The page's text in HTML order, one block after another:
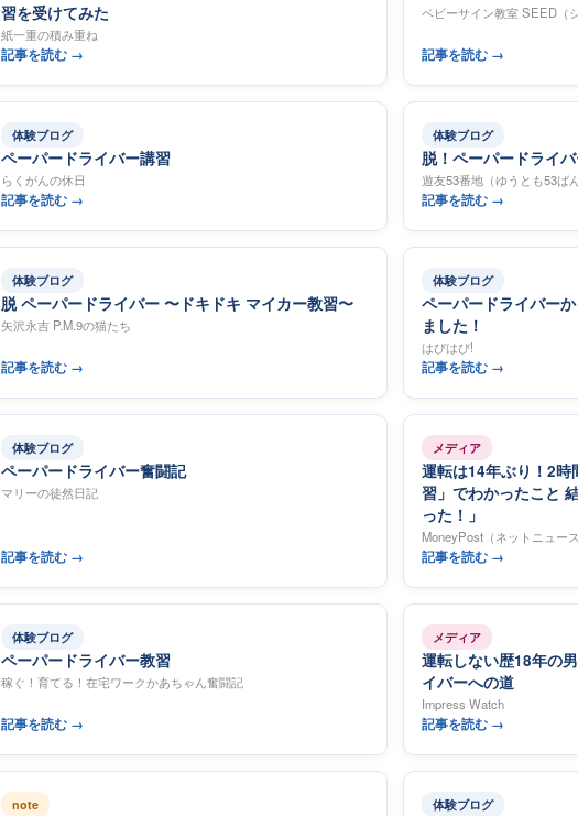
習を受けてみた
紙一重の積み重ね
記事を読む →
ベビーサイン教室 SEED（シ
記事を読む →
体験ブログ
ペーパードライバー講習
らくがんの休日
記事を読む →
体験ブログ
脱！ペーパードライ
遊友53番地（ゆうとも53ばん
記事を読む →
体験ブログ
脱 ペーパードライバー 〜ドキドキ マイカー教習〜
矢沢永吉 P.M.9の猫たち
記事を読む →
体験ブログ
ペーパードライバー
ました！
はぴはぴ!
記事を読む →
体験ブログ
ペーパードライバー奮闘記
マリーの徒然日記
記事を読む →
メディア
運転は14年ぶり！2時
習」でわかったこと
った！」
MoneyPost（ネットニュー
記事を読む →
体験ブログ
ペーパードライバー教習
稼ぐ！育てる！在宅ワークかあちゃん奮闘記
記事を読む →
メディア
運転しない歴18年の
イバーへの道
Impress Watch
記事を読む →
note 体験ブログ